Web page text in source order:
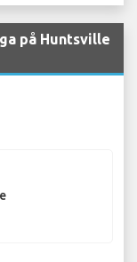
på Huntsville